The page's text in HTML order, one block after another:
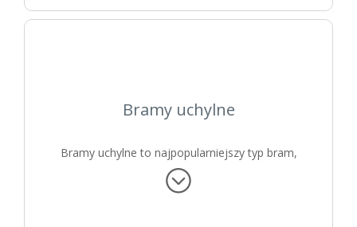
Bramy uchylne
Bramy uchylne to najpopularniejszy typ bram,
którego najważniejszymi zaletami są prosta
konstrukcja i atrakcyjna cena.